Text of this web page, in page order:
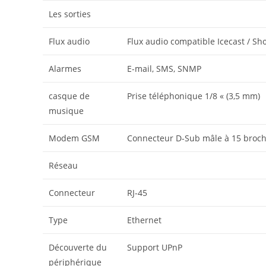
Les sorties
Flux audio Flux audio compatible Icecast /
Alarmes E-mail, SMS, SNMP
casque de
musique
Prise téléphonique 1/8 « (3,5 mm)
Modem GSM Connecteur D-Sub mâle à 15
Réseau
Connecteur RJ-45
Type Ethernet
Découverte du
périphérique
Support UPnP